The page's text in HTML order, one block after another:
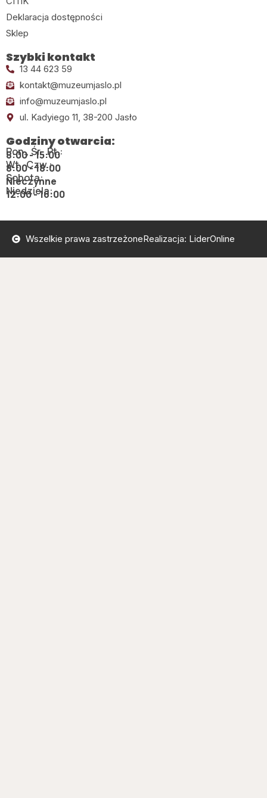
Deklaracja dostępności
Sklep
Szybki kontakt
13 44 623 59
kontakt@muzeumjaslo.pl
info@muzeumjaslo.pl
ul. Kadyiego 11, 38-200 Jasło
Godziny otwarcia:
Pon., Śr., Pt.:
8:00 - 15:00
Wt., Czw.:
8:00 - 18:00
Sobota:
Nieczynne
Niedziela:
12:00 - 16:00
Wszelkie prawa zastrzeżoneRealizacja: LiderOnline